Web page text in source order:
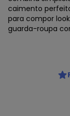
caimento
para compor
guarda-roupa
Essendi - Blusa
Modelagem: